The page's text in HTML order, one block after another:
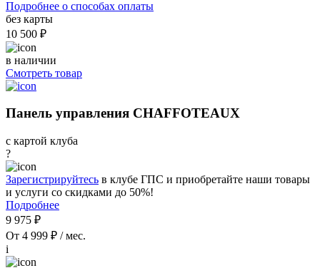
Подробнее о способах оплаты
без карты
10 500 ₽
в наличии
Смотреть товар
Панель управления CHAFFOTEAUX
с картой клуба
?
Зарегистрируйтесь в клубе ГПС и приобретайте наши товары
и услуги со скидками до 50%!
Подробнее
9 975 ₽
От 4 999 ₽ / мес.
i